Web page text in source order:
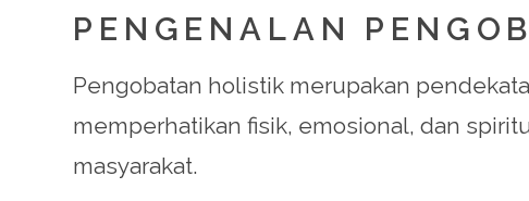
PENGENALAN
Pengobatan holistik merupakan
memperhatikan fisik, emosional, dan
masyarakat.